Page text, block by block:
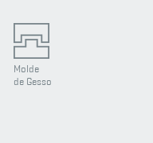
Molde
de Gesso